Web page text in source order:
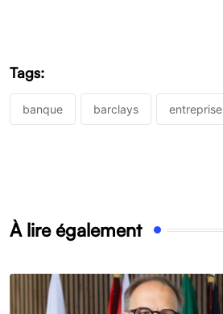
Tags:
banque barclays entreprise
À lire également